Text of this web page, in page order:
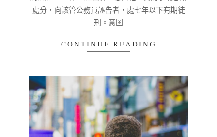
03-
04
處分，向該管公務員誣告者，處七年以下有期徒
刑。意圖
CONTINUE READING